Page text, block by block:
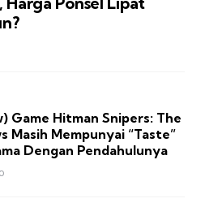
Game Hitman Snipers: The
Masih Mempunyai “Taste”
Dengan Pendahulunya